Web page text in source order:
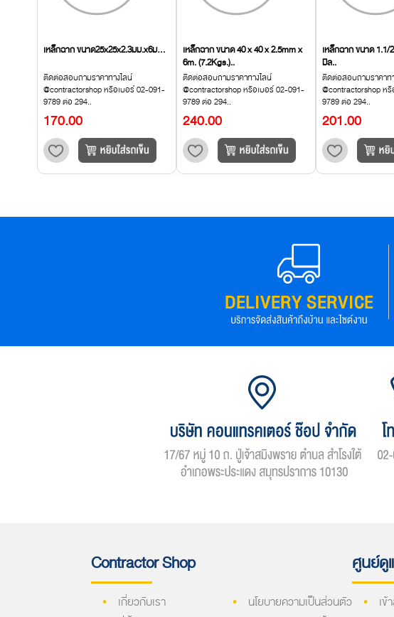
เหล็กฉาก ขนาด25x25x2.3มม.x6ม...
ติดต่อสอบถามราคาทางไลน์
@contractorshop หรือเบอร์ 02-091-
9789 ต่อ 294..
170.00
เหล็กฉาก ขนาด 40 x 40 x 2.5mm x
6m. (7.2Kgs.)..
ติดต่อสอบถามราคาทางไลน์
@contractorshop หรือเบอร์ 02-091-
9789 ต่อ 294..
240.00
เหล็กฉาก ขนาด 1.1/
มิล..
ติดต่อสอบถามราคาท
@contractorshop ห
9789 ต่อ 294..
201.00
Contractor Shop
เกี่ยวกับเรา
นโยบายความเป็นส่วนตัว
ศูนย์ดู
เ